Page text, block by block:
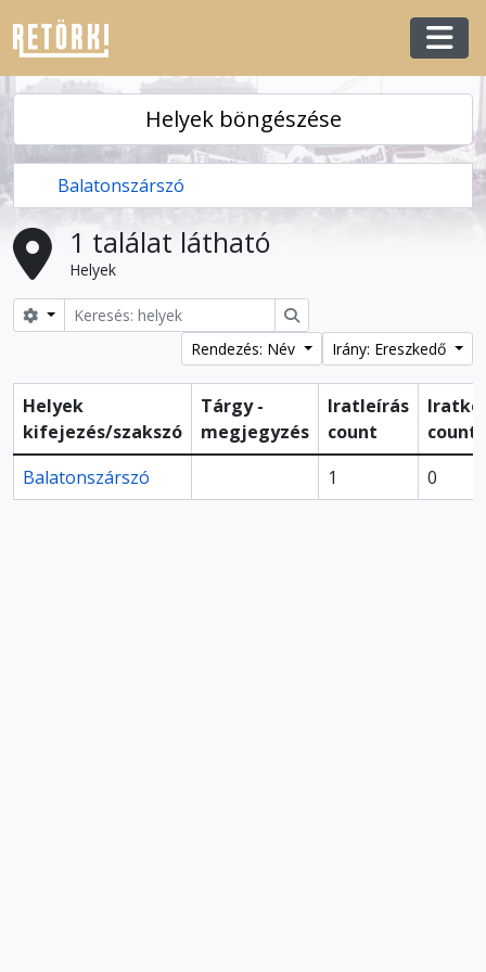
Skip to main content
Helyek böngészése
Balatonszárszó
1 találat látható
Helyek
Search options
Keresés
Rendezés: Név
Irány: Ereszkedő
Helyek
kifejezés/szakszó
Tárgy -
megjegyzés
Iratleírás
count
count
Balatonszárszó
1 0